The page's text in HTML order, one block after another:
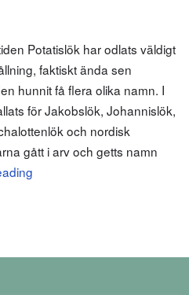
Potatislök har odlats väldigt
faktiskt ända sen
hunnit få flera olika namn. I
för Jakobslök, Johannislök,
och nordisk
gått i arv och getts namn